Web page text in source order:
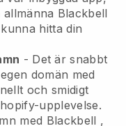
Blackbell
hitta din
- Det är snabbt
domän med
och smidigt
upplevelse.
med Blackbell ,